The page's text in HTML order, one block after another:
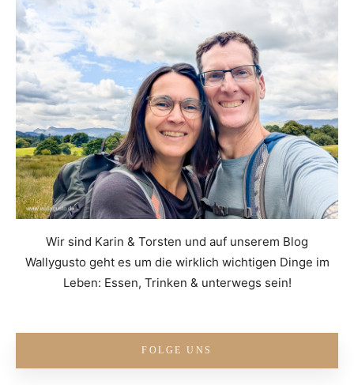
Wir sind Karin & Torsten und auf unserem Blog
Wallygusto geht es um die wirklich wichtigen Dinge im
Leben: Essen, Trinken & unterwegs sein!
FOLGE UNS